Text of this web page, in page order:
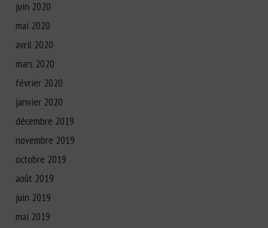
juin 2020
mai 2020
avril 2020
mars 2020
février 2020
janvier 2020
décembre 2019
novembre 2019
octobre 2019
août 2019
juin 2019
mai 2019